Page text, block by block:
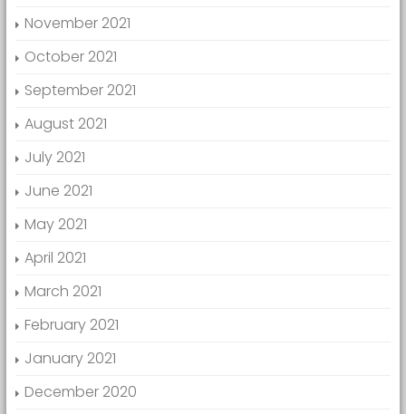
November 2021
October 2021
September 2021
August 2021
July 2021
June 2021
May 2021
April 2021
March 2021
February 2021
January 2021
December 2020